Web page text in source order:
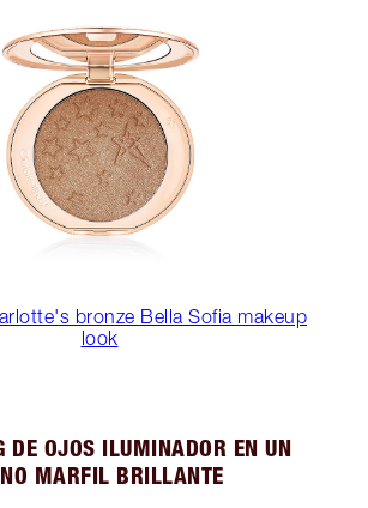
bronze Bella Sofia makeup
look
DE OJOS ILUMINADOR EN UN
MARFIL BRILLANTE